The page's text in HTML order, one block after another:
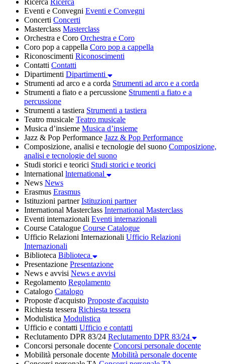
Eventi e Convegni Eventi e Convegni
Concerti Concerti
Masterclass Masterclass
Orchestra e Coro Orchestra e Coro
Coro pop a cappella Coro pop a cappella
Riconoscimenti Riconoscimenti
Contatti Contatti
Dipartimenti Dipartimenti
Strumenti ad arco e a corda Strumenti ad arco e a corda
Strumenti a fiato e a percussione Strumenti a fiato e a
percussione
Strumenti a tastiera Strumenti a tastiera
Teatro musicale Teatro musicale
Musica d’insieme Musica d’insieme
Jazz & Pop Performance Jazz & Pop Performance
Composizione, analisi e tecnologie del suono Composizione,
analisi e tecnologie del suono
Studi storici e teorici Studi storici e teorici
lnternational lnternational
News News
Erasmus Erasmus
Istituzioni partner Istituzioni partner
International Masterclass International Masterclass
Eventi internazionali Eventi internazionali
Course Catalogue Course Catalogue
Ufficio Relazioni Internazionali Ufficio Relazioni
Internazionali
Biblioteca Biblioteca
Presentazione Presentazione
News e avvisi News e avvisi
Regolamento Regolamento
Catalogo Catalogo
Proposte d'acquisto Proposte d'acquisto
Richiesta tessera Richiesta tessera
Modulistica Modulistica
Ufficio e contatti Ufficio e contatti
Reclutamento DPR 83/24 Reclutamento DPR 83/24
Concorsi personale docente Concorsi personale docente
Mobilità personale docente Mobilità personale docente